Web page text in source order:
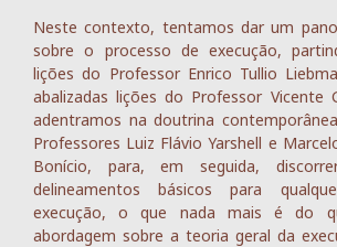
Neste contexto, tentamos dar um
sobre o processo de execução,
lições do Professor Enrico Tullio
abalizadas lições do Professor Vicente
adentramos na doutrina
Professores Luiz Flávio Yarshell e
Bonício, para, em seguida,
delineamentos básicos para
execução, o que nada mais é do
abordagem sobre a teoria geral da